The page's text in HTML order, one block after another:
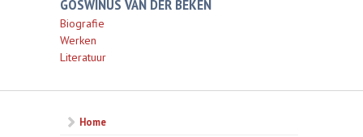
GOSWINUS VAN DER BEKEN
Biografie
Werken
Literatuur
Home